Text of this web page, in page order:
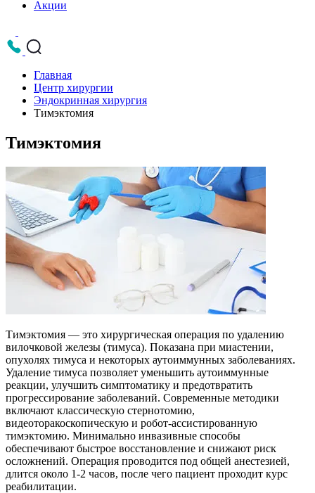
Акции
Главная
Центр хирургии
Эндокринная хирургия
Тимэктомия
Тимэктомия
Тимэктомия — это хирургическая операция по удалению
вилочковой железы (тимуса). Показана при миастении,
опухолях тимуса и некоторых аутоиммунных заболеваниях.
Удаление тимуса позволяет уменьшить аутоиммунные
реакции, улучшить симптоматику и предотвратить
прогрессирование заболеваний. Современные методики
включают классическую стернотомию,
видеоторакоскопическую и робот-ассистированную
тимэктомию. Минимально инвазивные способы
обеспечивают быстрое восстановление и снижают риск
осложнений. Операция проводится под общей анестезией,
длится около 1-2 часов, после чего пациент проходит курс
реабилитации.